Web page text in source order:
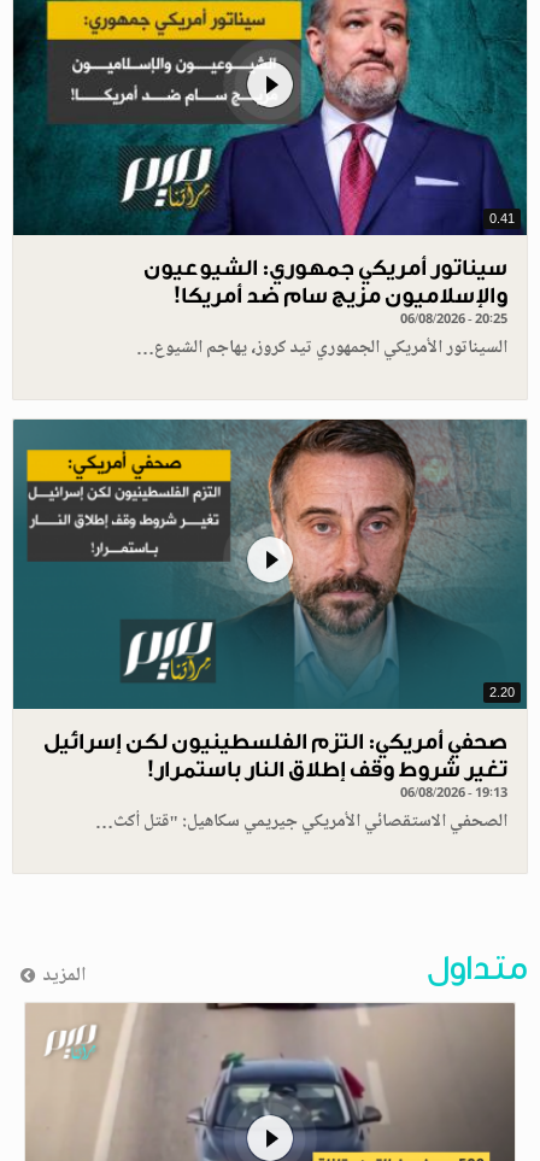
0.41
سيناتور أمريكي جمهوري: الشيوعيون
والإسلاميون مزيج سام ضد أمريكا!
06/08/2026 - 20:25
السيناتور الأمريكي الجمهوري تيد كروز، يهاجم الشيوع…
2.20
صحفي أمريكي: التزم الفلسطينيون لكن إسرائيل
تغير شروط وقف إطلاق النار باستمرار!
06/08/2026 - 19:13
الصحفي الاستقصائي الأمريكي جيريمي سكاهيل: "قتل أكث…
متداول المزيد